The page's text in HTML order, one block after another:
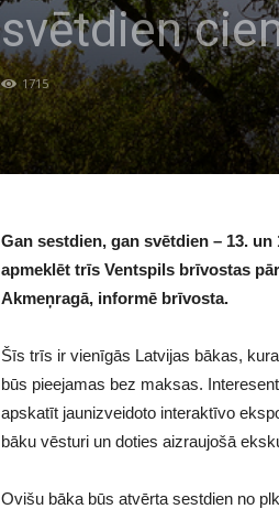
svētdien
1715
Gan sestdien, gan svētdien – 13.
apmeklēt trīs Ventspils brīvostas
Akmeņragā, informē brīvosta.
Šīs trīs ir vienīgās Latvijas bākas,
būs pieejamas bez maksas.
apskatīt jaunizveidoto interaktīvo
bāku vēsturi un doties aizraujošā
Ovišu bāka būs atvērta sestdien no